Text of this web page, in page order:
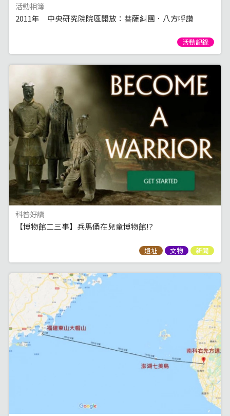
活動相簿
2011年 中央研究院院區開放：菩薩糾團．八方呼讚
活動記錄
科普好讀
【博物館二三事】兵馬俑在兒童博物館!?
遺址 文物 新聞